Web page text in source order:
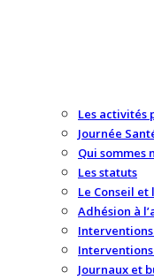
Les activités
Journée
Qui sommes
Les statuts
Le Conseil et
Adhésion à
Interventions
Interventions
Journaux et